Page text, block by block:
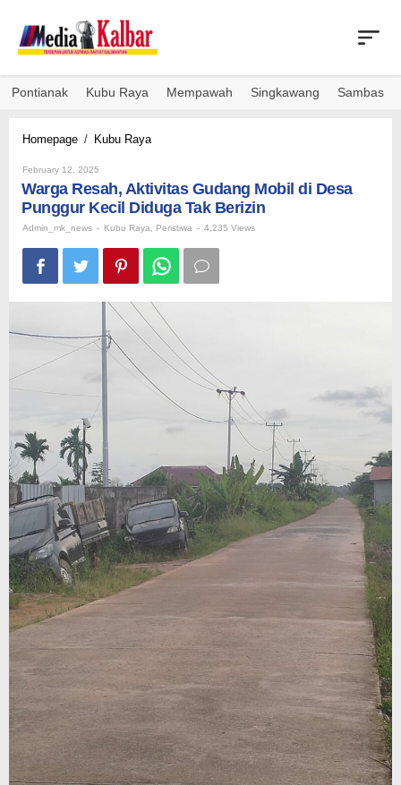
content
Pontianak Kubu Raya Mempawah Singkawang Sambas
Homepage / Kubu RayaWarga
Gudang
Mobil
Desa
Punggur
Kecil
Diduga
Tak
Berizin
February 12, 2025
Warga Resah, Aktivitas Gudang Mobil di Desa
Punggur Kecil Diduga Tak Berizin
Admin_mk_news - Kubu Raya Peristiwa - 4,235 Views